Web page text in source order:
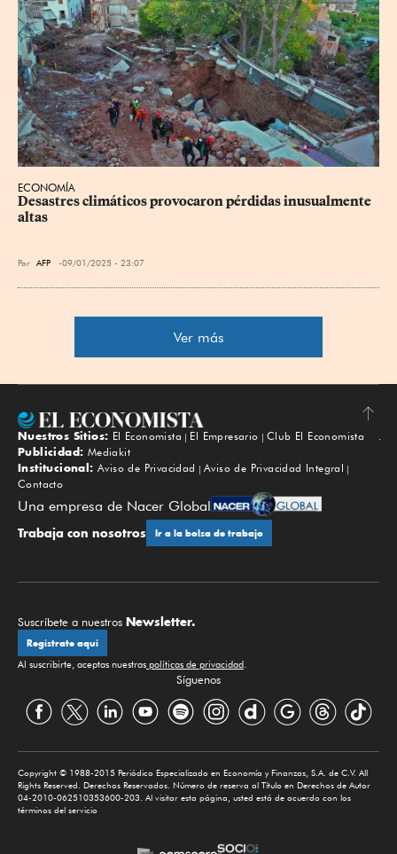
ECONOMÍA
Desastres climáticos provocaron pérdidas inusualmente
altas
Por AFP 09/01/2025 - 23:07
Ver más
Subir
Nuestros Sitios: El Economista El Empresario
Club El Economista
Publicidad: Mediakit
Institucional: Aviso de Privacidad
Aviso de Privacidad Integral
Contacto
Una empresa de Nacer Global
Trabaja con nosotros Ir a la bolsa de trabajo
Suscríbete a nuestros Newsletter.
Regístrate aquí
Al suscribirte, aceptas nuestras políticas de privacidad.
Síguenos
Copyright © 1988-2015 Periódico Especializado en Economía y Finanzas, S.A. de C.V. All
Rights Reserved. Derechos Reservados. Número de reserva al Título en Derechos de Autor
04-2010-062510353600-203. Al visitar esta página, usted está de acuerdo con los
términos del servicio